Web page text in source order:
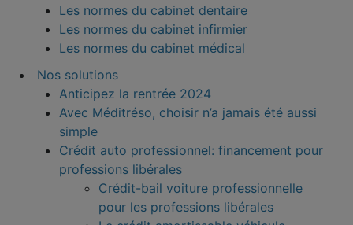
Les normes du cabinet dentaire
Les normes du cabinet infirmier
Les normes du cabinet médical
Nos solutions
Anticipez la rentrée 2024
Avec Méditréso, choisir n’a jamais été aussi
simple
Crédit auto professionnel: financement pour
professions libérales
Crédit-bail voiture professionnelle
pour les professions libérales